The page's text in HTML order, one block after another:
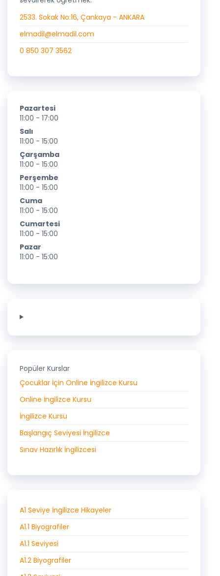
2533. Sokak No:16, Çankaya - ANKARA
elmadil@elmadil.com
0 850 307 3562
Pazartesi
11:00 - 17:00
Salı
11:00 - 15:00
Çarşamba
11:00 - 15:00
Perşembe
11:00 - 15:00
Cuma
11:00 - 15:00
Cumartesi
11:00 - 15:00
Pazar
11:00 - 15:00
Popüler Kurslar
Çocuklar İçin Online İngilizce Kursu
Online İngilizce Kursu
İngilizce Kursu
Başlangıç Seviyesi İngilizce
Sınav Hazırlık İngilizcesi
A1 Seviye İngilizce Hikayeler
A1.1 Biyografiler
A1.1 Seviyesi
A1.2 Biyografiler